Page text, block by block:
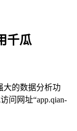
千瓜
大的数据分析功
问网址“app.qian-